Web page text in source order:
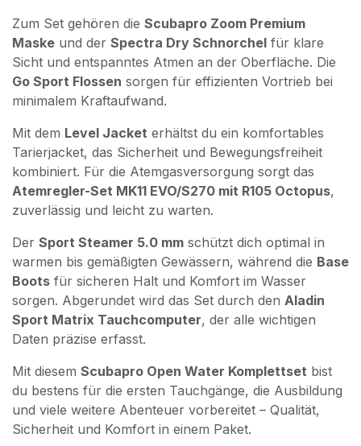
Zum Set gehören die Scubapro Zoom Premium
Maske und der Spectra Dry Schnorchel für klare
Sicht und entspanntes Atmen an der Oberfläche. Die
Go Sport Flossen sorgen für effizienten Vortrieb bei
minimalem Kraftaufwand.
Mit dem Level Jacket erhältst du ein komfortables
Tarierjacket, das Sicherheit und Bewegungsfreiheit
kombiniert. Für die Atemgasversorgung sorgt das
Atemregler-Set MK11 EVO/S270 mit R105 Octopus,
zuverlässig und leicht zu warten.
Der Sport Steamer 5.0 mm schützt dich optimal in
warmen bis gemäßigten Gewässern, während die Base
Boots für sicheren Halt und Komfort im Wasser
sorgen. Abgerundet wird das Set durch den Aladin
Sport Matrix Tauchcomputer, der alle wichtigen
Daten präzise erfasst.
Mit diesem Scubapro Open Water Komplettset bist
du bestens für die ersten Tauchgänge, die Ausbildung
und viele weitere Abenteuer vorbereitet – Qualität,
Sicherheit und Komfort in einem Paket.